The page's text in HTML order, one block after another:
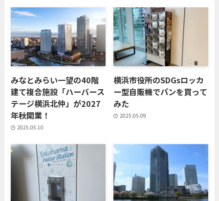
みなとみらい一望の40階
建て複合施設「ハーバース
テージ横浜北仲」が2027
年秋開業！
2025.05.10
横浜市役所のSDGsロッカ
ー型自販機でパンを買って
みた
2025.05.09